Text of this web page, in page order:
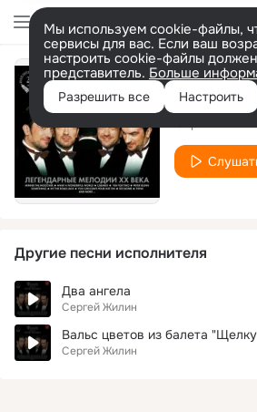
Мы используем cookie-файлы,
сервисы для вас. Если ваш
настроить cookie-файлы
представитель. Больше
Разрешить все Настроить
Другие песни исполнителя
Два ангела
Сергей Жилин
Вальс цветов из балета "Щелку
Сергей Жилин